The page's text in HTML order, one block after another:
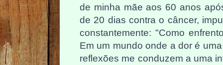
de minha mãe aos 60 anos
de 20 dias contra o câncer,
constantemente: "Como
Em um mundo onde a dor é
reflexões me conduzem a uma